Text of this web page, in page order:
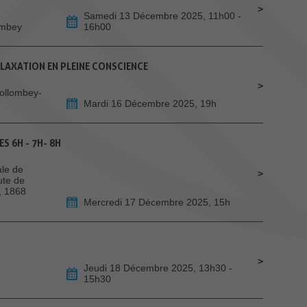
Samedi 13 Décembre 2025, 11h00 -
16h00
EN PLEINE CONSCIENCE
Mardi 16 Décembre 2025, 19h
6H - 7H- 8H
de
de
1868
Mercredi 17 Décembre 2025, 15h
Jeudi 18 Décembre 2025, 13h30 -
15h30